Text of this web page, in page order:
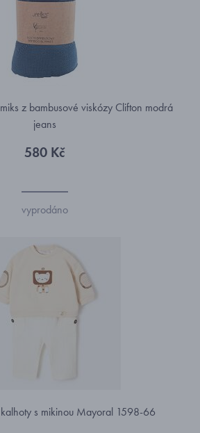
z bambusové viskózy Clifton modrá
jeans
580 Kč
vyprodáno
s mikinou Mayoral 1598-66